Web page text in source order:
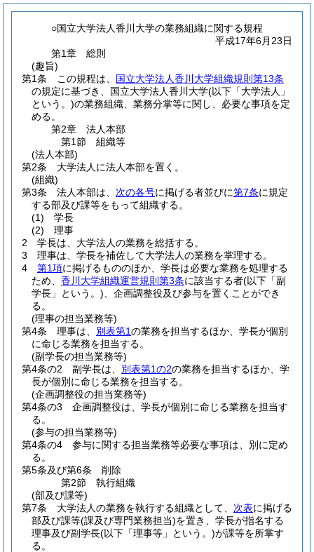
○国立大学法人香川大学の業務組織に関する規程
平成17年6月23日
第1章
総則
(趣旨)
第1条
この規程は、 国立大学法人香川大学組織規則第13条
の規定に基づき、国立大学法人香川大学(以下「大学法人」
という。)の業務組織、業務分掌等に関し、必要な事項を定
める。
第2章
法人本部
第1節
組織等
(法人本部)
第2条
大学法人に法人本部を置く。
(組織)
第3条
法人本部は、 次の各号に掲げる者並びに第7条に規定
する部及び課等をもって組織する。
(1)
学長
(2)
理事
2
学長は、大学法人の業務を総括する。
3
理事は、学長を補佐して大学法人の業務を掌理する。
4
第1項に掲げるもののほか、学長は必要な業務を処理する
ため、 香川大学組織運営規則第3条に該当する者(以下「副
学長」という。) 、企画調整役及び参与を置くことができ
る。
(理事の担当業務等)
第4条
理事は、 別表第1の業務を担当するほか、学長が個別
に命じる業務を担当する。
(副学長の担当業務等)
第4条の2
副学長は、 別表第1の2の業務を担当するほか、学
長が個別に命じる業務を担当する。
(企画調整役の担当業務等)
第4条の3
企画調整役は、学長が個別に命じる業務を担当す
る。
(参与の担当業務等)
第4条の4
参与に関する担当業務等必要な事項は、別に定め
る。
第5条及び第6条
削除
第2節
執行組織
(部及び課等)
第7条
大学法人の業務を執行する組織として、 次表に掲げる
部及び課等(課及び専門業務担当)を置き、学長が指名する
理事及び副学長(以下「理事等」という。)が課等を所掌す
る。